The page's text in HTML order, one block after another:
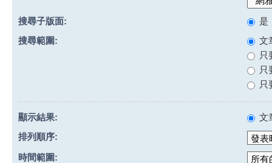
搜尋子版面:
是
搜尋範圍:
文
只
只
只
顯示結果:
文
排列順序:
時間範圍: